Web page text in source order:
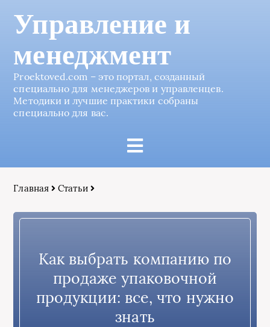
Управление и
менеджмент
Proektoved.com – это портал, созданный
специально для менеджеров и управленцев.
Методики и лучшие практики собраны
специально для вас.
Главная Статьи
Как выбрать компанию по
продаже упаковочной
продукции: все, что нужно
знать